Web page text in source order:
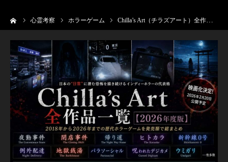
心霊考察 ホラーゲーム Chilla’s Art（チラズアート）全作品一覧【2026年度版】